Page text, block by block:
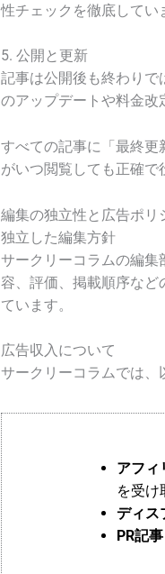
性チェックを徹底してい
5. 公開と更新
記事は公開後も終わりで
のアップデートや料金改
すべての記事に「最終
がいつ閲覧しても正確で
編集の独立性と広告ポリ
独立した編集方針
サークリーコラムの編集
容、評価、掲載順序など
ています。
広告収入について
サークリーコラムでは、
アフィ
を受け
ディス
PR記事